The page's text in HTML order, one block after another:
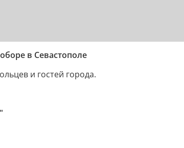
в Севастополе
и гостей города.